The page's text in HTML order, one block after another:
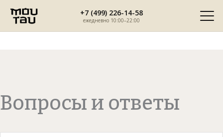
+7 (499) 226-14-58
ежедневно 10:00–22:00
Вопросы и ответы